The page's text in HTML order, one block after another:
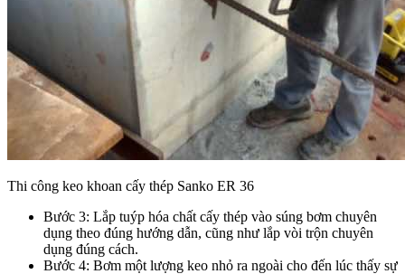
Thi công keo khoan cấy thép Sanko ER 36
Bước 3: Lắp tuýp hóa chất cấy thép vào súng bơm chuyên
dụng theo đúng hướng dẫn, cũng như lắp vòi trộn chuyên
dụng đúng cách.
Bước 4: Bơm một lượng keo nhỏ ra ngoài cho đến lúc thấy sự